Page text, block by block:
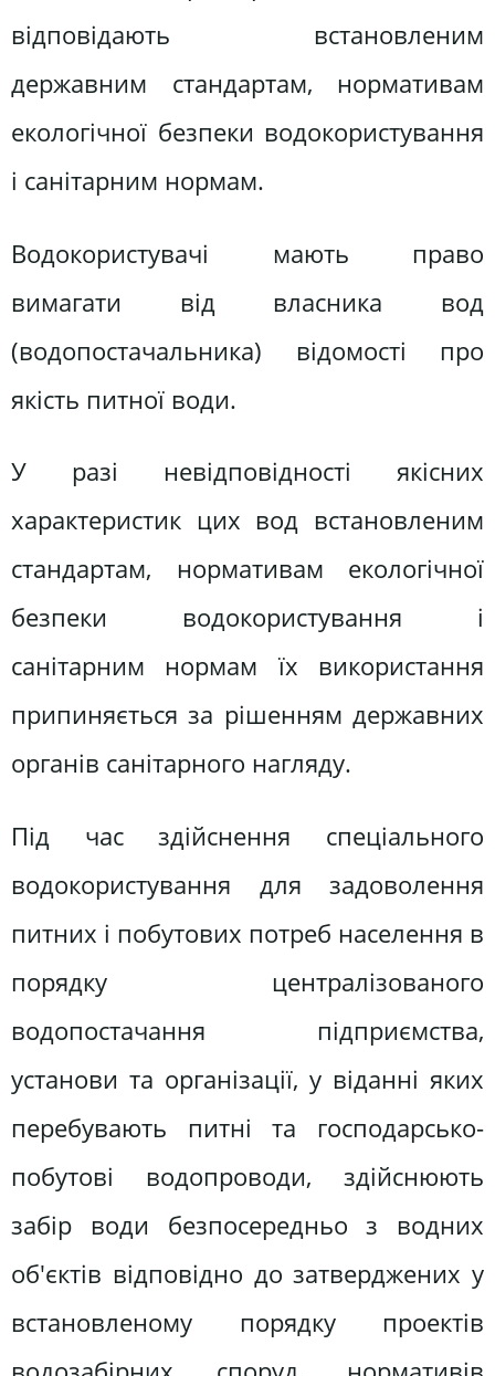
відповідають встановленим
державним стандартам, нормативам
екологічної безпеки водокористування
і санітарним нормам.
Водокористувачі мають право
вимагати від власника вод
(водопостачальника) відомості про
якість питної води.
У разі невідповідності якісних
характеристик цих вод встановленим
стандартам, нормативам екологічної
безпеки водокористування і
санітарним нормам їх використання
припиняється за рішенням державних
органів санітарного нагляду.
Під час здійснення спеціального
водокористування для задоволення
питних і побутових потреб населення в
порядку централізованого
водопостачання підприємства,
установи та організації, у віданні яких
перебувають питні та господарсько-
побутові водопроводи, здійснюють
забір води безпосередньо з водних
об'єктів відповідно до затверджених у
встановленому порядку проектів